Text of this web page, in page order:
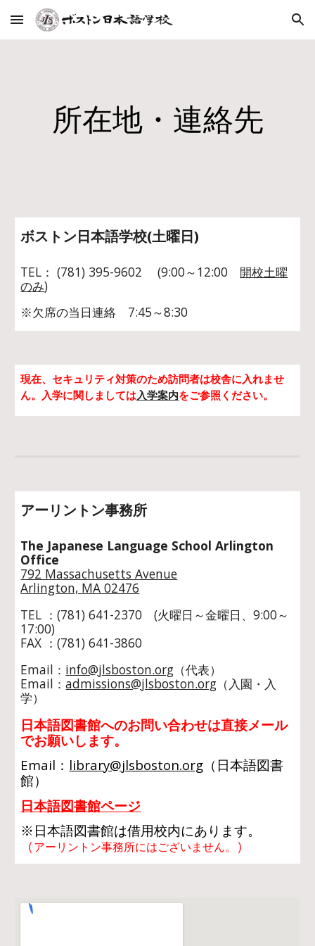
Skip to main content Skip to navigation
所在地・連絡先
ボストン日本語学校(土曜日)
TEL： (781) 395-9602 (9:00～12:00 開校土曜
のみ)
※欠席の当日連絡 7:45～8:30
現在、セキュリティ対策のため訪問者は校舎に入れませ
ん。入学に関しましては入学案内をご参照ください。
アーリントン事務所
The Japanese Language School Arlington
Office
792 Massachusetts Avenue
Arlington, MA 02476
TEL ：(781) 641-2370 (火曜日～金曜日、9:00～
17:00)
FAX ：(781) 641-3860
Email： info@jlsboston.org （代表）
Email：admissions@jlsboston.org （入園・入
学）
日本語図書館へのお問い合わせは直接メール
でお願いします。
Email： library@jlsboston.org （ 日本語図書
館）
日本語図書館ページ
※日本語図書館は借用校内にあります。
（アーリントン事務所にはございません。 ）